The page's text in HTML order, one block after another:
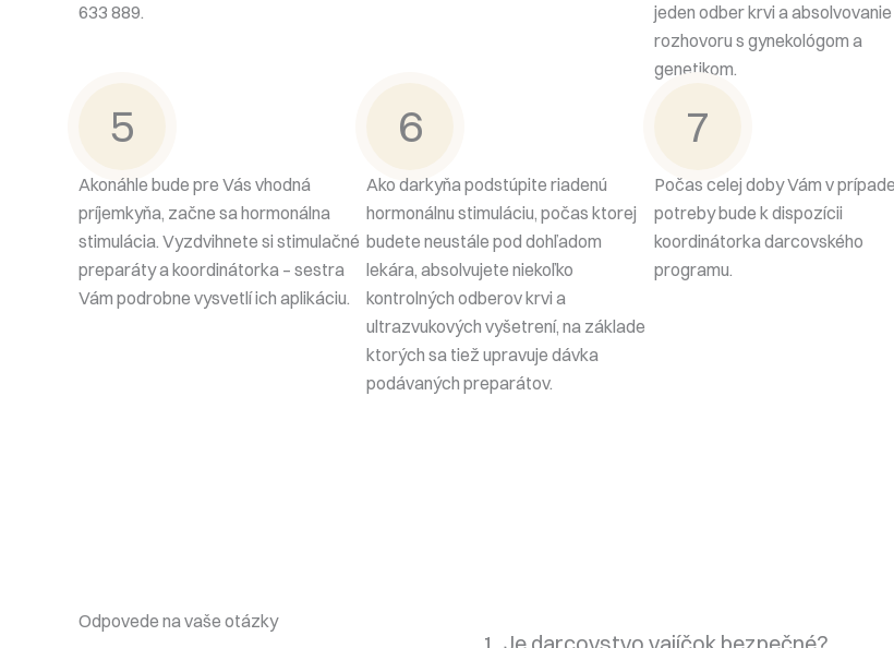
633 889.
jeden odber krvi a absolvovanie
rozhovoru s gynekológom a
genetikom.
5
Akonáhle bude pre Vás vhodná
príjemkyňa, začne sa hormonálna
stimulácia. Vyzdvihnete si stimulačné
preparáty a koordinátorka – sestra
Vám podrobne vysvetlí ich aplikáciu.
6
Ako darkyňa podstúpite riadenú
hormonálnu stimuláciu, počas ktorej
budete neustále pod dohľadom
lekára, absolvujete niekoľko
kontrolných odberov krvi a
ultrazvukových vyšetrení, na základe
ktorých sa tiež upravuje dávka
podávaných preparátov.
7
Počas celej doby Vám v prípade
potreby bude k dispozícii
koordinátorka darcovského
programu.
Odpovede na vaše otázky